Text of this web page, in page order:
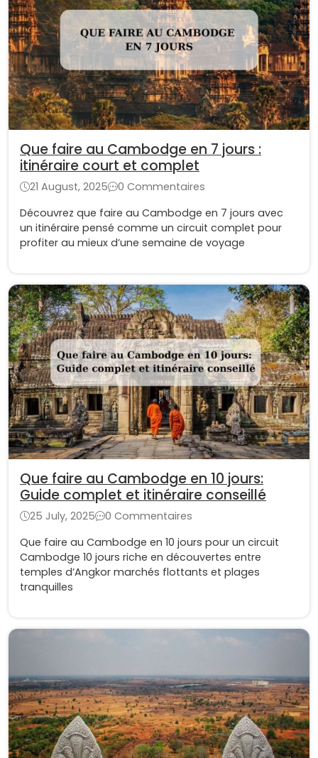
Que faire au Cambodge en 7 jours :
itinéraire court et complet
21 August, 2025
0 Commentaires
Découvrez que faire au Cambodge en 7 jours avec
un itinéraire pensé comme un circuit complet pour
profiter au mieux d’une semaine de voyage
Que faire au Cambodge en 10 jours:
Guide complet et itinéraire conseillé
25 July, 2025
0 Commentaires
Que faire au Cambodge en 10 jours pour un circuit
Cambodge 10 jours riche en découvertes entre
temples d’Angkor marchés flottants et plages
tranquilles